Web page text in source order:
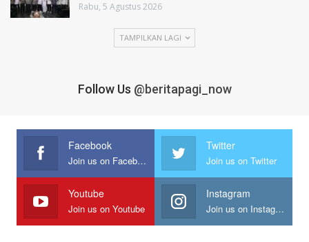
Rabu, 5 Agustus 2026
TAMPILKAN LAGI
Follow Us @beritapagi_now
Facebook
Join us on Facebook
Twitter
Join us on Twitter
Youtube
Join us on Youtube
Instagram
Join us on Instagram